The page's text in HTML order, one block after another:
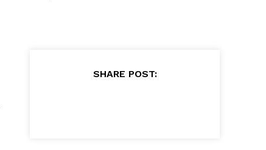
SHARE POST: